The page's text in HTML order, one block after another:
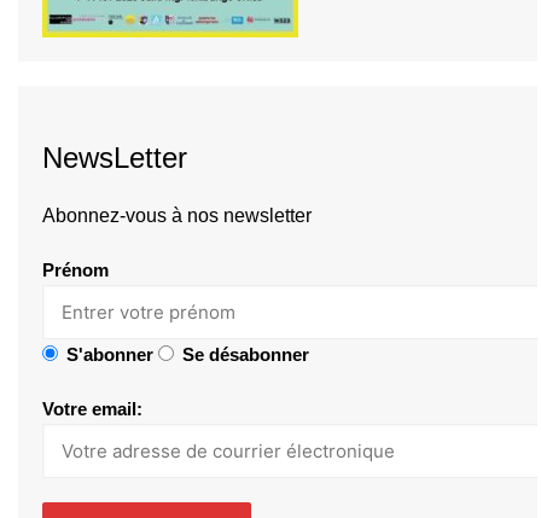
NewsLetter
Abonnez-vous à nos newsletter
Prénom
S'abonner Se désabonner
Votre email: